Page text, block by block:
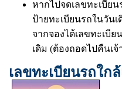
หากไปจดเลขทะเบียน
ป้ายทะเบียนรถในวัน
จากจองได้เลขทะเบี
เดิม (ต้องถอดไปคืนเ
เลขทะเบียนรถใกล้